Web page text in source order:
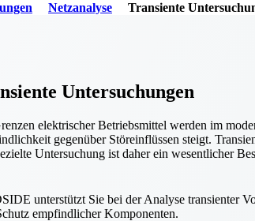
Netzanalyse Transiente
Untersuchungen
elektrischer Betriebsmittel werden im
gegenüber Störeinflüssen steigt.
Untersuchung ist daher ein wesentlicher
unterstützt Sie bei der Analyse transienter
empfindlicher Komponenten.